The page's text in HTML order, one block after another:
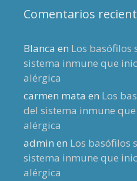
Comentarios
Blanca en Los basófilos
sistema inmune que
alérgica
carmen mata en Los
del sistema inmune
alérgica
admin en Los basófilos
sistema inmune que
alérgica